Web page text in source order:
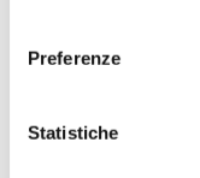
Preferenze
Statistiche